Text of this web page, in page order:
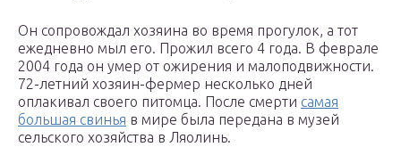
Он сопровождал хозяина во время прогулок, а тот
ежедневно мыл его. Прожил всего 4 года. В феврале
2004 года он умер от ожирения и малоподвижности.
72-летний хозяин-фермер несколько дней
оплакивал своего питомца. После смерти самая
большая свинья в мире была передана в музей
сельского хозяйства в Ляолинь.